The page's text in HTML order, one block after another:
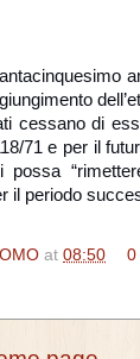
cessano di
71 e per il
il periodo
at 08:50 0